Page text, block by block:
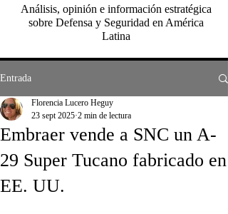
Análisis, opinión e información estratégica
sobre Defensa y Seguridad en América
Latina
Entrada
Embraer vende a SNC un A-
29 Super Tucano fabricado en
EE. UU.
Florencia Lucero Heguy
23 sept 2025 2 min de lectura